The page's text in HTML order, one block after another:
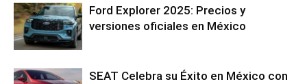
Ford Explorer 2025: Precios y
versiones oficiales en México
SEAT Celebra su Éxito en México con